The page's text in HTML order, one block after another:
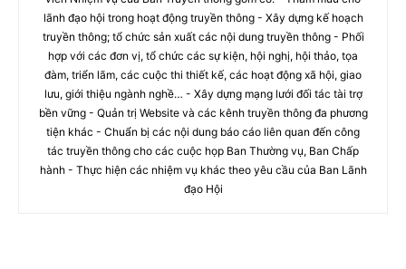
lãnh đạo hội trong hoạt động truyền thông - Xây dựng kế hoạch
truyền thông; tổ chức sản xuất các nội dung truyền thông - Phối
hợp với các đơn vị, tổ chức các sự kiện, hội nghị, hội thảo, tọa
đàm, triển lãm, các cuộc thi thiết kế, các hoạt động xã hội, giao
lưu, giới thiệu ngành nghề… - Xây dựng mạng lưới đối tác tài trợ
bền vững - Quản trị Website và các kênh truyền thông đa phương
tiện khác - Chuẩn bị các nội dung báo cáo liên quan đến công
tác truyền thông cho các cuộc họp Ban Thường vụ, Ban Chấp
hành - Thực hiện các nhiệm vụ khác theo yêu cầu của Ban Lãnh
đạo Hội